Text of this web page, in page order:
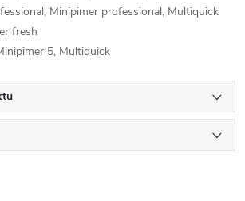
Minipimer professional, Multiquick
fresh
5, Multiquick